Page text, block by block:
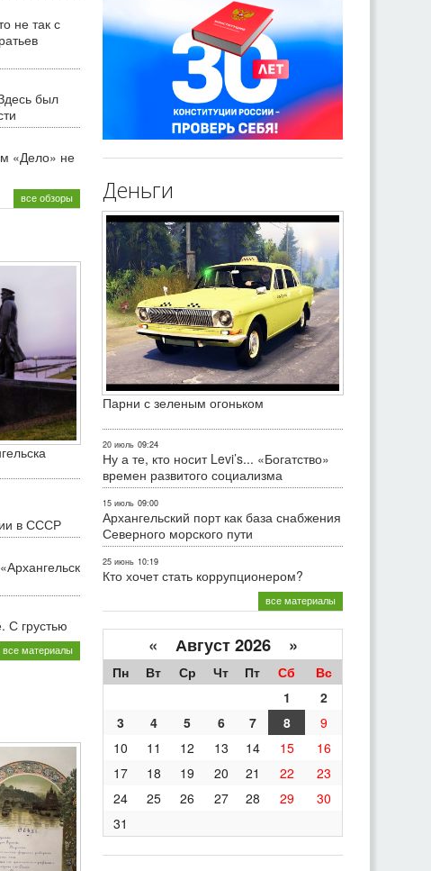
не так с
был
«Дело» не
все обзоры
в СССР
С грустью
все материалы
Деньги
Парни с зеленым огоньком
20 июль 09:24
Ну а те, кто носит Levi’s... «Богатство»
времен развитого социализма
15 июль 09:00
Архангельский порт как база снабжения
Северного морского пути
25 июнь 10:19
Кто хочет стать коррупционером?
все материалы
« Август 2026 »
Пн Вт Ср Чт Пт Сб
Вс
1
2
3
4 5 6 7 8
9
10
11 12 13 14 15
16
17
18 19 20 21 22
23
24
25 26 27 28 29
30
31